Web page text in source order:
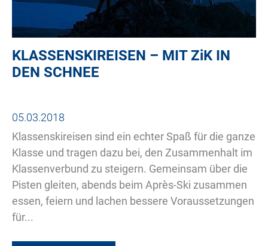
KLASSENSKIREISEN – MITZiKIN
DEN SCHNEE
05.03.2018
Klassenskireisen sind ein echter Spaß für die ganze
Klasse und tragen dazu bei, den Zusammenhalt im
Klassenverbund zu steigern. Gemeinsam über die
Pisten gleiten, abends beim Après-Ski zusammen
essen, feiern und lachen bessere Voraussetzungen
für...